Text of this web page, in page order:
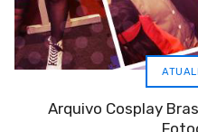
Arquivo Cosplay